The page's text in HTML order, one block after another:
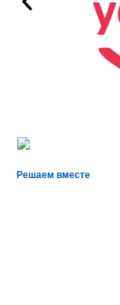
Решаем вместе